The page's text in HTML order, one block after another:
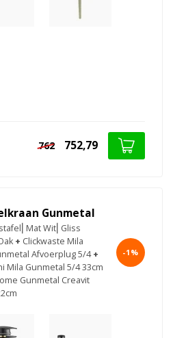
762 752,79
Gunmetal
Wit⎢Gliss
+ Clickwaste Mila
Afvoerplug 5/4 +
Mila Gunmetal 5/4 33cm
Gunmetal Creavit
-1%